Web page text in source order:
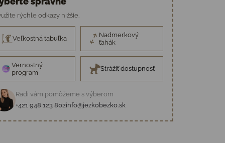
rýchle odkazy nižšie.
Veľkostná tabuľka
Nadmerkový
ťahák
Vernostný
program
Strážiť dostupnosť
Radi vám pomôžeme s výberom
+421 948 123 802info@jezkobezko.sk